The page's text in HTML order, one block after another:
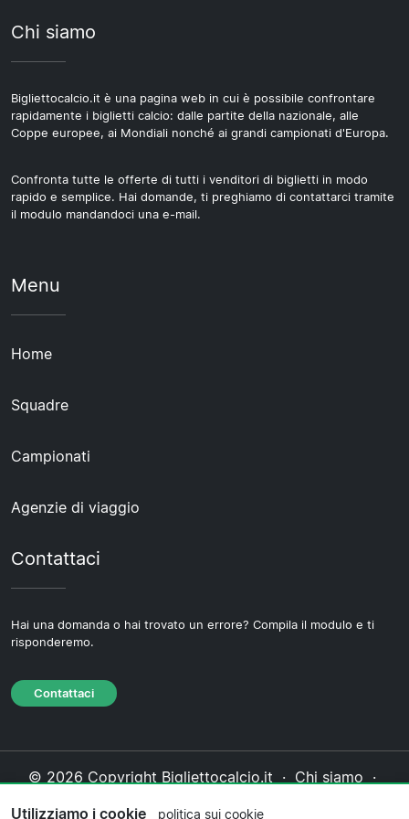
casalinghe nelle rispettive competizioni.
Chi siamo
Bigliettocalcio.it è una pagina web in cui è possibile confrontare
rapidamente i biglietti calcio: dalle partite della nazionale, alle
Coppe europee, ai Mondiali nonché ai grandi campionati d'Europa.
Confronta tutte le offerte di tutti i venditori di biglietti in modo
rapido e semplice. Hai domande, ti preghiamo di contattarci tramite
il modulo mandandoci una e-mail.
Menu
Home
Squadre
Campionati
Agenzie di viaggio
Contattaci
Hai una domanda o hai trovato un errore? Compila il modulo e ti
risponderemo.
Contattaci
© 2026 Copyright Bigliettocalcio.it · Chi siamo ·
Utilizziamo i cookie politica sui cookie